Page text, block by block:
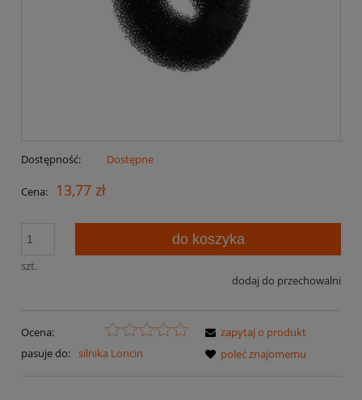
Dostępność: Dostępne
Cena: 13,77 zł
szt.
do koszyka
dodaj do przechowalni
Ocena:
pasuje do: silnika Loncin
zapytaj o produkt
poleć znajomemu